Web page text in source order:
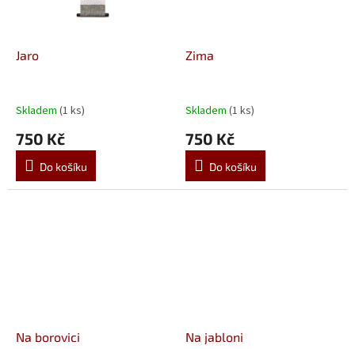
Jaro
Skladem (1 ks)
750 Kč
Do košíku
Zima
Skladem (1 ks)
750 Kč
Do košíku
Na borovici Na jabloni